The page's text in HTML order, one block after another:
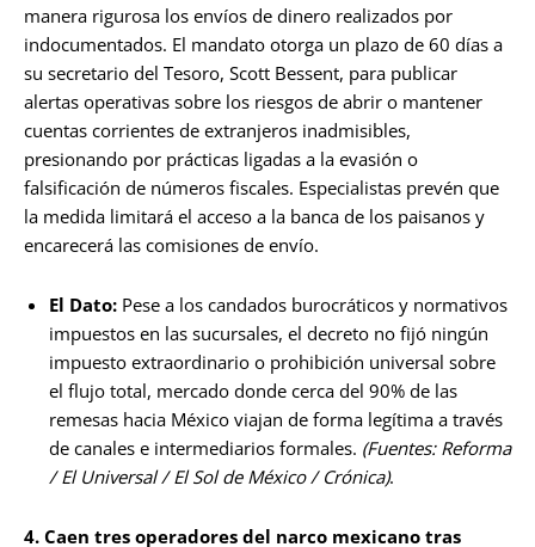
manera rigurosa los envíos de dinero realizados por
indocumentados. El mandato otorga un plazo de 60 días a
su secretario del Tesoro, Scott Bessent, para publicar
alertas operativas sobre los riesgos de abrir o mantener
cuentas corrientes de extranjeros inadmisibles,
presionando por prácticas ligadas a la evasión o
falsificación de números fiscales. Especialistas prevén que
la medida limitará el acceso a la banca de los paisanos y
encarecerá las comisiones de envío.
El Dato: Pese a los candados burocráticos y normativos
impuestos en las sucursales, el decreto no fijó ningún
impuesto extraordinario o prohibición universal sobre
el flujo total, mercado donde cerca del 90% de las
remesas hacia México viajan de forma legítima a través
de canales e intermediarios formales. (Fuentes: Reforma
/ El Universal / El Sol de México / Crónica).
4. Caen tres operadores del narco mexicano tras